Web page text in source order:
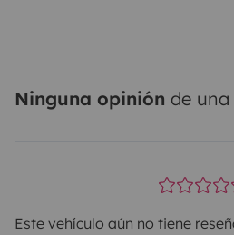
Ninguna opinión de
Este vehículo aún no tiene